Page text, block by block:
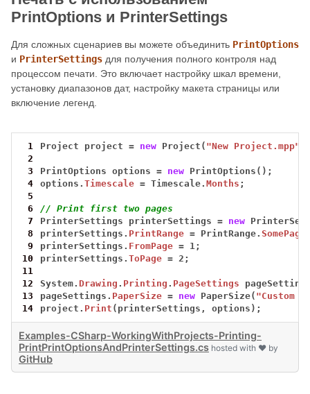
PrintOptions и PrinterSettings
Для сложных сценариев вы можете объединить PrintOptions
и PrinterSettings для получения полного контроля над
процессом печати. Это включает настройку шкал времени,
установку диапазонов дат, настройку макета страницы или
включение легенд.
1 Project project = new Project( "New Project.mpp"
2
3
PrintOptions options = new PrintOptions();
4
options.Timescale = Timescale.Months ;
5
6
// Print first two pages
7
PrinterSettings printerSettings = new
8
printerSettings. PrintRange = PrintRange.
9
printerSettings. FromPage = 1;
10
printerSettings.ToPage = 2;
11
12
System.Drawing . Printing . PageSettings
13
pageSettings. PaperSize = new PaperSize( "Custom
14
project. Print (printerSettings, options);
Examples-CSharp-WorkingWithProjects-Printing-
PrintPrintOptionsAndPrinterSettings.cs hosted with ❤ by
GitHub